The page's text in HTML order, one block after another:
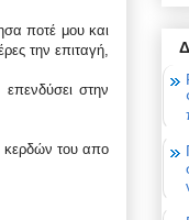
ποτέ μου και
την επιταγή,
στην
κερδών του απο